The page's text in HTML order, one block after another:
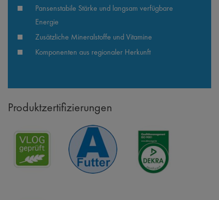
Pansenstabile Stärke und langsam verfügbare
Energie
Zusätzliche Mineralstoffe und Vitamine
Komponenten aus regionaler Herkunft
Produktzertifizierungen